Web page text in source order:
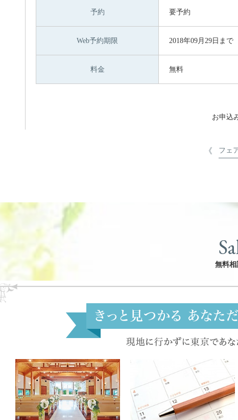
予約 要予約
Web予約期限 2018年09月29日まで
料金 無料
お申込
フェ
無料